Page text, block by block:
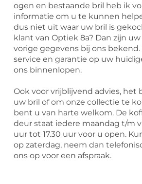
ogen en bestaande bril heb ik
informatie om u te kunnen
dus niet uit waar uw bril is
klant van Optiek 8a? Dan zijn
vorige gegevens bij ons bekend.
service en garantie op uw
ons binnenlopen.
Ook voor vrijblijvend advies, het
uw bril of om onze collectie te
bent u van harte welkom. De
deur staat iedere maandag t/m
uur tot 17.30 uur voor u open.
op zaterdag, neem dan
ons op voor een afspraak.